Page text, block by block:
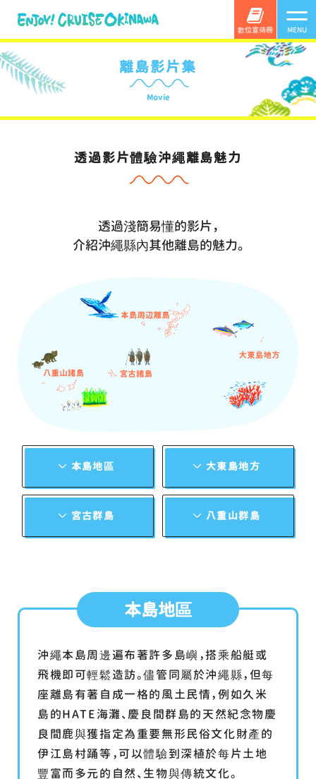
數位宣傳冊 MENU
離島影片集
Movie
透過影片體驗沖繩離島魅力
透過淺簡易懂的影片，
介紹沖繩縣內其他離島的魅力。
本島地區 大東島地方
宮古群島 八重山群島
本島地區
沖繩本島周邊遍布著許多島嶼，搭乘船艇或
飛機即可輕鬆造訪。儘管同屬於沖繩縣，但每
座離島有著自成一格的風土民情，例如久米
島的HATE海灘、慶良間群島的天然紀念物慶
良間鹿與獲指定為重要無形民俗文化財產的
伊江島村踊等，可以體驗到深植於每片土地
豐富而多元的自然、生物與傳統文化。